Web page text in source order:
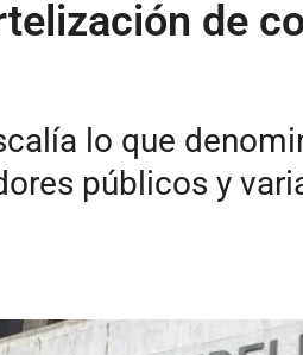
de
lo que
públicos y